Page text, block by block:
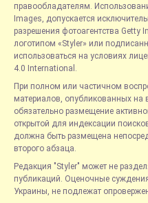
правообладателям.
Images, допускается
разрешения фотоагентства
логотипом «Styler» или
использоваться на условиях
4.0 International.
При полном или частичном
материалов, опубликованных на
обязательно размещение
открытой для индексации
должна быть размещена
второго абзаца.
Редакция "Styler" может не
публикаций. Оценочные
Украины, не подлежат